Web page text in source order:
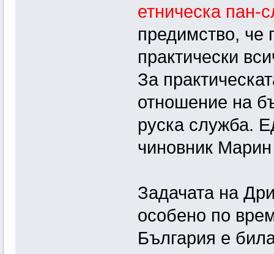
етническа пан-
предимство, че
практически
За
отношение на
руска служба.
чиновник
Задачата на
особено по
България е